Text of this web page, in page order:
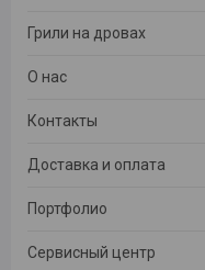
Грили на дровах
О нас
Контакты
Доставка и оплата
Портфолио
Сервисный центр